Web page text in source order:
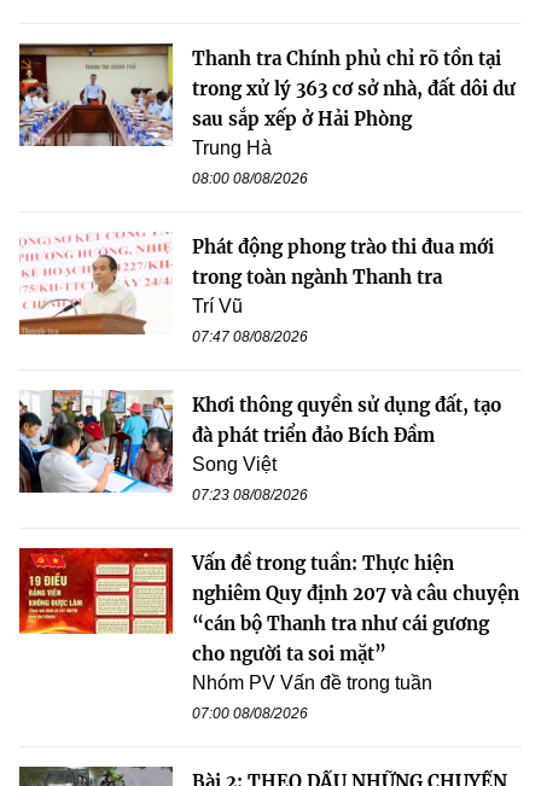
Thanh tra Chính phủ chỉ rõ tồn tại
trong xử lý 363 cơ sở nhà, đất dôi dư
sau sắp xếp ở Hải Phòng
Trung Hà
08:00 08/08/2026
Phát động phong trào thi đua mới
trong toàn ngành Thanh tra
Trí Vũ
07:47 08/08/2026
Khơi thông quyền sử dụng đất, tạo
đà phát triển đảo Bích Đầm
Song Việt
07:23 08/08/2026
Vấn đề trong tuần: Thực hiện
nghiêm Quy định 207 và câu chuyện
“cán bộ Thanh tra như cái gương
cho người ta soi mặt”
Nhóm PV Vấn đề trong tuần
07:00 08/08/2026